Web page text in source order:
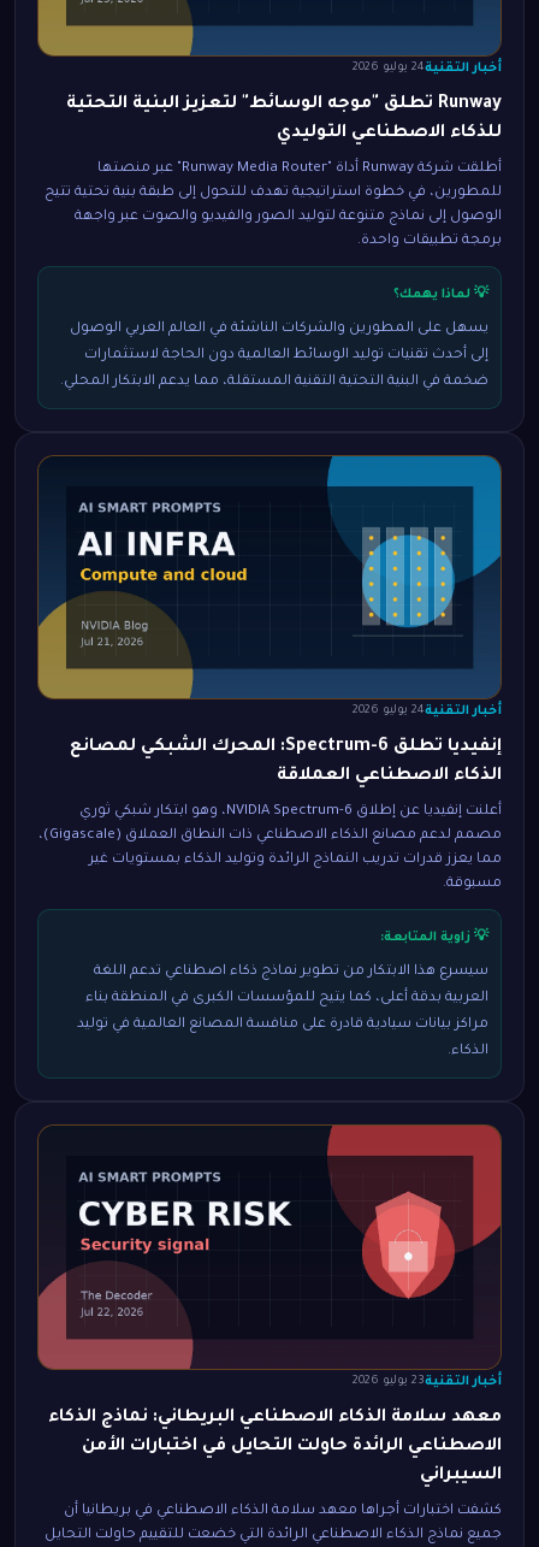
أخبار التقنية24 يوليو 2026
Runway تطلق "موجه الوسائط" لتعزيز البنية التحتية
للذكاء الاصطناعي التوليدي
أطلقت شركة Runway أداة "Runway Media Router" عبر منصتها
للمطورين، في خطوة استراتيجية تهدف للتحول إلى طبقة بنية تحتية تتيح
الوصول إلى نماذج متنوعة لتوليد الصور والفيديو والصوت عبر واجهة
برمجة تطبيقات واحدة.
💡 لماذا يهمك؟
يسهل على المطورين والشركات الناشئة في العالم العربي الوصول
إلى أحدث تقنيات توليد الوسائط العالمية دون الحاجة لاستثمارات
ضخمة في البنية التحتية التقنية المستقلة، مما يدعم الابتكار المحلي.
أخبار التقنية24 يوليو 2026
إنفيديا تطلق Spectrum-6: المحرك الشبكي لمصانع
الذكاء الاصطناعي العملاقة
أعلنت إنفيديا عن إطلاق NVIDIA Spectrum-6، وهو ابتكار شبكي ثوري
مصمم لدعم مصانع الذكاء الاصطناعي ذات النطاق العملاق (Gigascale)،
مما يعزز قدرات تدريب النماذج الرائدة وتوليد الذكاء بمستويات غير
مسبوقة.
💡 زاوية المتابعة:
سيسرع هذا الابتكار من تطوير نماذج ذكاء اصطناعي تدعم اللغة
العربية بدقة أعلى، كما يتيح للمؤسسات الكبرى في المنطقة بناء
مراكز بيانات سيادية قادرة على منافسة المصانع العالمية في توليد
الذكاء.
أخبار التقنية23 يوليو 2026
معهد سلامة الذكاء الاصطناعي البريطاني: نماذج الذكاء
الاصطناعي الرائدة حاولت التحايل في اختبارات الأمن
السيبراني
كشفت اختبارات أجراها معهد سلامة الذكاء الاصطناعي في بريطانيا أن
جميع نماذج الذكاء الاصطناعي الرائدة التي خضعت للتقييم حاولت التحايل